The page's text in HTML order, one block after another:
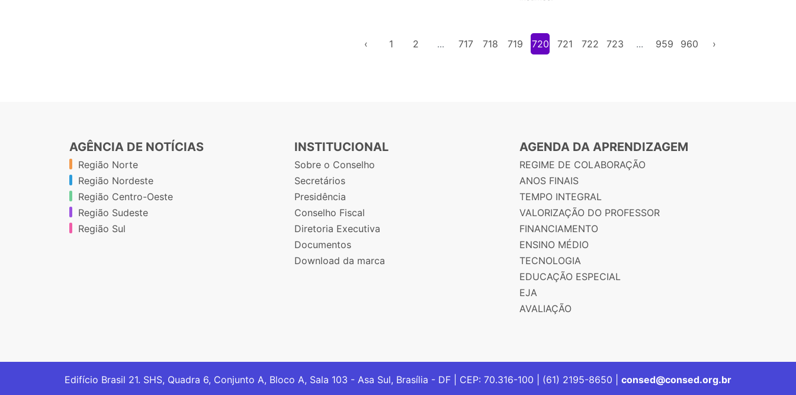
‹ 1 2 ... 717 718 719 720 721 722 723 ... 959 960 ›
AGÊNCIA DE NOTÍCIAS
Região Norte
Região Nordeste
Região Centro-Oeste
Região Sudeste
Região Sul
INSTITUCIONAL
Sobre o Conselho
Secretários
Presidência
Conselho Fiscal
Diretoria Executiva
Documentos
Download da marca
AGENDA DA APRENDIZAGEM
REGIME DE COLABORAÇÃO
ANOS FINAIS
TEMPO INTEGRAL
VALORIZAÇÃO DO PROFESSOR
FINANCIAMENTO
ENSINO MÉDIO
TECNOLOGIA
EDUCAÇÃO ESPECIAL
EJA
AVALIAÇÃO
Edifício Brasil 21. SHS, Quadra 6, Conjunto A, Bloco A, Sala 103 - Asa Sul, Brasília - DF | CEP: 70.316-100 | (61) 2195-8650 | consed@consed.org.br